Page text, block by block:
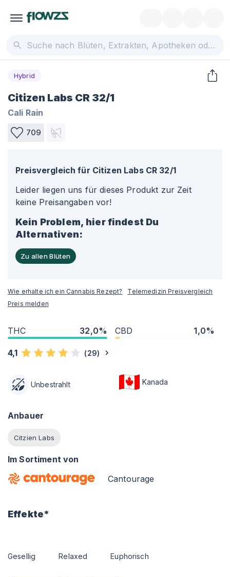
Hybrid
Citizen Labs CR 32/1
Cali Rain
709
Preisvergleich für Citizen Labs CR 32/1
Leider liegen uns für dieses Produkt zur Zeit
keine Preisangaben vor!
Kein Problem, hier findest Du
Alternativen:
Zu allen Blüten
Wie erhalte ich ein Cannabis Rezept?
Telemedizin Preisvergleich
Preis melden
THC 32,0% CBD 1,0%
4,1 (29)
Unbestrahlt Kanada
Anbauer
Citzien Labs
Im Sortiment von
Cantourage
Effekte*
Gesellig Relaxed Euphorisch